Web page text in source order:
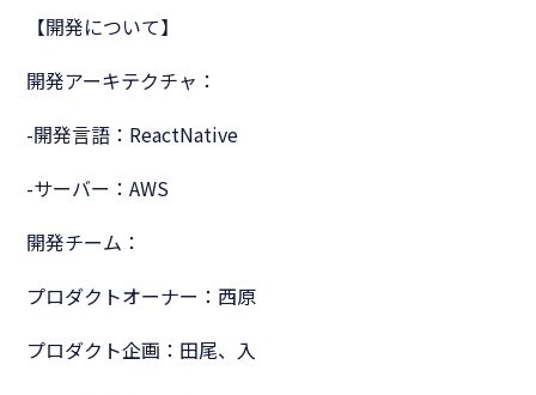
【開発について】
開発アーキテクチャ：
-開発言語：ReactNative
-サーバー：AWS
開発チーム：
プロダクトオーナー：西原
プロダクト企画：田尾、入